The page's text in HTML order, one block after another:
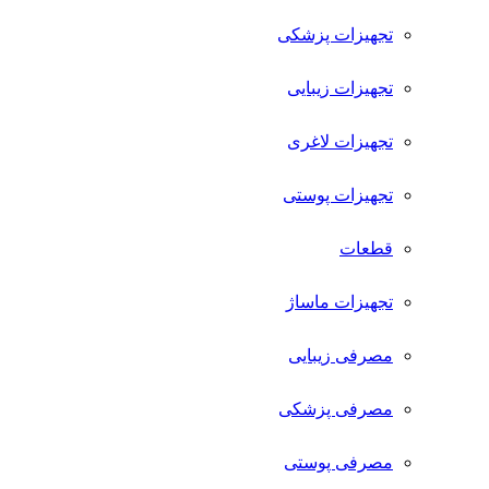
تجهیزات پزشکی
تجهیزات زیبایی
تجهیزات لاغری
تجهیزات پوستی
قطعات
تجهیزات ماساژ
مصرفی زیبایی
مصرفی پزشکی
مصرفی پوستی